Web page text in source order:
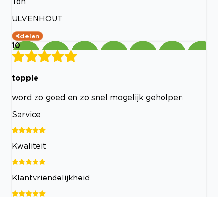
ULVENHOUT
delen
10
toppie
word zo goed en zo snel mogelijk geholpen
Service
Kwaliteit
Klantvriendelijkheid